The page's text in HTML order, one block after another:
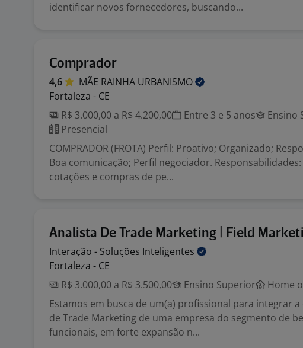
identificar novos fornecedores, buscando...
Comprador
4,6 MÃE RAINHA URBANISMO
Fortaleza - CE
R$ 3.000,00 a R$ 4.200,00
Entre 3 e 5 anos
Ensino
Presencial
COMPRADOR (FROTA) Perfil: Proativo; Organizado;
Boa comunicação; Perfil negociador. Responsabilidades:
cotações e compras de pe...
Analista De Trade Marketing | Field
Interação - Soluções Inteligentes
Fortaleza - CE
R$ 3.000,00 a R$ 3.500,00
Ensino Superior
Home
Estamos em busca de um(a) profissional para integrar a
de Trade Marketing de uma empresa do segmento de
funcionais, em forte expansão n...